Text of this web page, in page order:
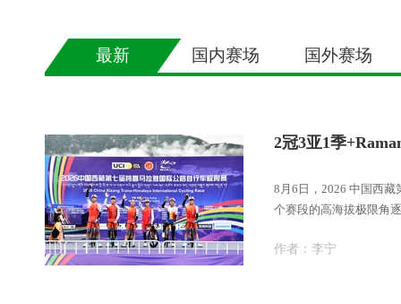
最新 国内赛场 国外赛场
8月6日，2026 中国西
个赛段的高海拔极限角
作者： 李宁